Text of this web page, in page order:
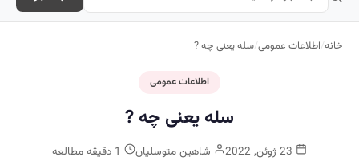
خانه/اطلاعات عمومی/سله یعنی چه ?
اطلاعات عمومی
سله یعنی چه ?
شاهین متوسلیان